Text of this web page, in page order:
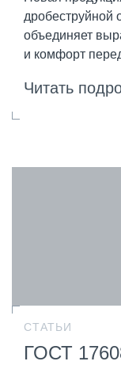
дробеструйной
объединяет
и комфорт
Читать
СТАТЬИ
ГОСТ